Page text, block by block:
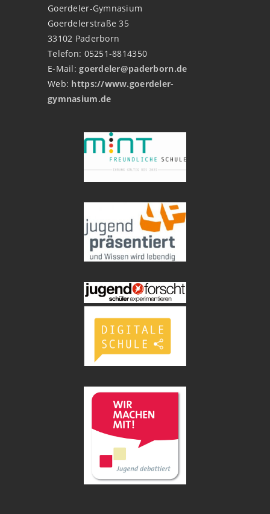
Goerdeler-Gymnasium
Goerdelerstraße 35
33102 Paderborn
Telefon: 05251-8814350
E-Mail:goerdeler@paderborn.de
Web: https://www.goerdeler-
gymnasium.de